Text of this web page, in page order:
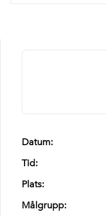
Datum:
Tid:
Plats:
Målgrupp: